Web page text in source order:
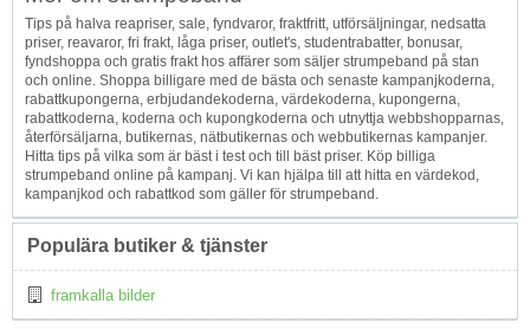
Tips på halva reapriser, sale, fyndvaror, fraktfritt, utförsäljningar, nedsatta
priser, reavaror, fri frakt, låga priser, outlet's, studentrabatter, bonusar,
fyndshoppa och gratis frakt hos affärer som säljer strumpeband på stan
och online. Shoppa billigare med de bästa och senaste kampanjkoderna,
rabattkupongerna, erbjudandekoderna, värdekoderna, kupongerna,
rabattkoderna, koderna och kupongkoderna och utnyttja webbshopparnas,
återförsäljarna, butikernas, nätbutikernas och webbutikernas kampanjer.
Hitta tips på vilka som är bäst i test och till bäst priser. Köp billiga
strumpeband online på kampanj. Vi kan hjälpa till att hitta en värdekod,
kampanjkod och rabattkod som gäller för strumpeband.
Populära butiker & tjänster
framkalla bilder